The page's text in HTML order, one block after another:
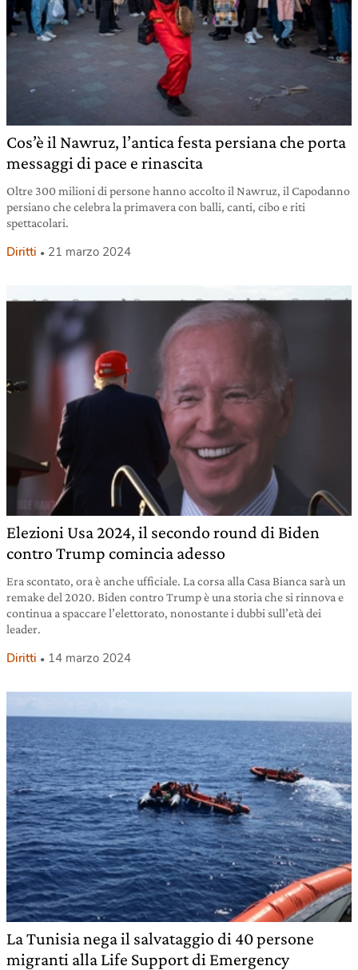
Cos’è il Nawruz, l’antica festa persiana che porta
messaggi di pace e rinascita
Oltre 300 milioni di persone hanno accolto il Nawruz, il Capodanno
persiano che celebra la primavera con balli, canti, cibo e riti
spettacolari.
Diritti 21 marzo 2024
Elezioni Usa 2024, il secondo round di Biden
contro Trump comincia adesso
Era scontato, ora è anche ufficiale. La corsa alla Casa Bianca sarà un
remake del 2020. Biden contro Trump è una storia che si rinnova e
continua a spaccare l’elettorato, nonostante i dubbi sull’età dei
leader.
Diritti 14 marzo 2024
La Tunisia nega il salvataggio di 40 persone
migranti alla Life Support di Emergency